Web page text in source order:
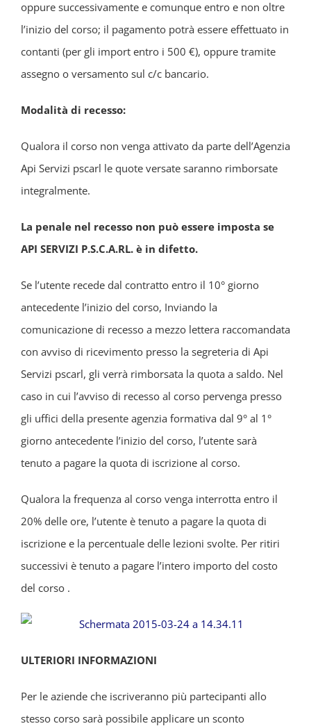
oppure successivamente e comunque entro e non oltre
l’inizio del corso; il pagamento potrà essere effettuato in
contanti (per gli import entro i 500 €), oppure tramite
assegno o versamento sul c/c bancario.
Modalità di recesso:
Qualora il corso non venga attivato da parte dell’Agenzia
Api Servizi pscarl le quote versate saranno rimborsate
integralmente.
La penale nel recesso non può essere imposta se
API SERVIZI P.S.C.A.RL. è in difetto.
Se l’utente recede dal contratto entro il 10° giorno
antecedente l’inizio del corso, Inviando la
comunicazione di recesso a mezzo lettera raccomandata
con avviso di ricevimento presso la segreteria di Api
Servizi pscarl, gli verrà rimborsata la quota a saldo. Nel
caso in cui l’avviso di recesso al corso pervenga presso
gli uffici della presente agenzia formativa dal 9° al 1°
giorno antecedente l’inizio del corso, l’utente sarà
tenuto a pagare la quota di iscrizione al corso.
Qualora la frequenza al corso venga interrotta entro il
20% delle ore, l’utente è tenuto a pagare la quota di
iscrizione e la percentuale delle lezioni svolte. Per ritiri
successivi è tenuto a pagare l’intero importo del costo
del corso .
ULTERIORI INFORMAZIONI
Per le aziende che iscriveranno più partecipanti allo
stesso corso sarà possibile applicare un sconto